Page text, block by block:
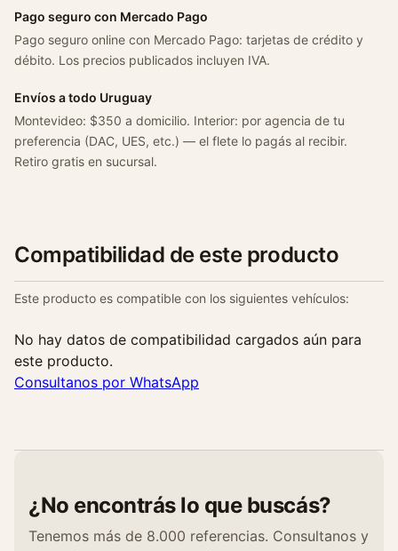
a
n
t
d
a
d
Pago seguro con Mercado Pago
Pago seguro online con Mercado Pago: tarjetas de crédito y
débito. Los precios publicados incluyen IVA.
Envíos a todo Uruguay
Montevideo: $350 a domicilio. Interior: por agencia de tu
preferencia (DAC, UES, etc.) — el flete lo pagás al recibir.
Retiro gratis en sucursal.
Compatibilidad de este producto
Este producto es compatible con los siguientes vehículos:
No hay datos de compatibilidad cargados aún para
este producto.
Consultanos por WhatsApp
¿No encontrás lo que buscás?
Tenemos más de 8.000 referencias. Consultanos y